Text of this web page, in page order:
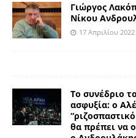
Γιώργος
Νίκου
17 Απριλίου 2022
Το συνέδριο
ασφυξία: ο
θα πρέπει να